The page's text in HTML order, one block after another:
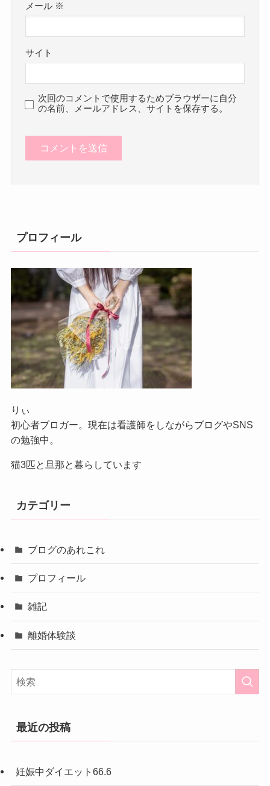
メール ※
サイト
次回のコメントで使用するためブラウザーに自分
の名前、メールアドレス、サイトを保存する。
プロフィール
りぃ
初心者ブロガー。現在は看護師をしながらブログやSNS
の勉強中。
猫3匹と旦那と暮らしています
カテゴリー
ブログのあれこれ
プロフィール
雑記
離婚体験談
最近の投稿
妊娠中ダイエット66.6